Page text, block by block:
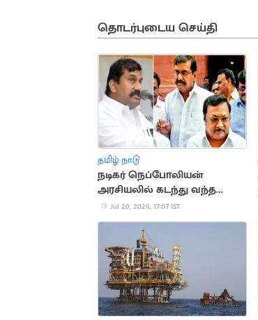
தொடர்புடைய செய்தி
தமிழ் நாடு
நடிகர் நெப்போலியன்
அரசியலில் கடந்து வந்த
முக்கிய நிகழ்வுகள்
Jul 20, 2026, 17:07 IST